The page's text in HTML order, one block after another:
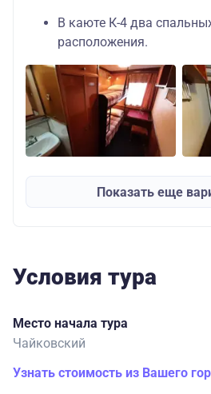
В каюте К-4 два
расположения.
Показать еще
Условия тура
Место начала тура
Чайковский
Узнать стоимость из Вашего